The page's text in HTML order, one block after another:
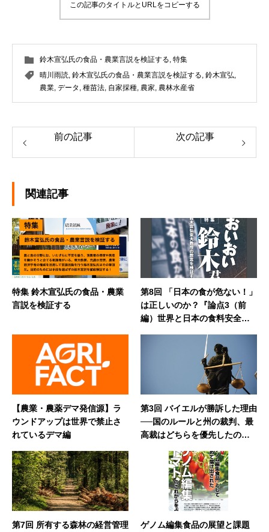
この記事のタイトルとURLをコピーする
鈴木宣弘氏の食品・農業言説を検証する 特集
晴川雨読 鈴木宣弘氏の食品・農業言説を検証する 鈴木宣弘
農業 データ 種苗法 自家採種 農家 農林水産省
前の記事 次の記事
関連記事
特集 鈴木宣弘氏の食品・農業
言説を検証する
第8回 「日本の食が危ない！」
は正しいのか？『論点3（前
編）世界と日本の食料安全保
限をアメリカは行わないの
か？』【おいおい鈴木君 鈴
木宣弘東大教授の放言を検証
【農業・農薬デマ発信源】ラ
ウンドアップは世界で禁止さ
れているデマ編
第3回 バイエルが勝訴した理由
──国のルールと州の裁判、最
高裁はどちらを優先したのか
第7回 所有する森林の経営管理
ゲノム編集食品の展望と課題